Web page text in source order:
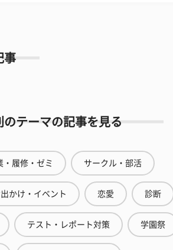
事
のテーマの記事を見る
・履修・ゼミ サークル・部活
かけ・イベント 恋愛 診断
テスト・レポート対策 学園祭